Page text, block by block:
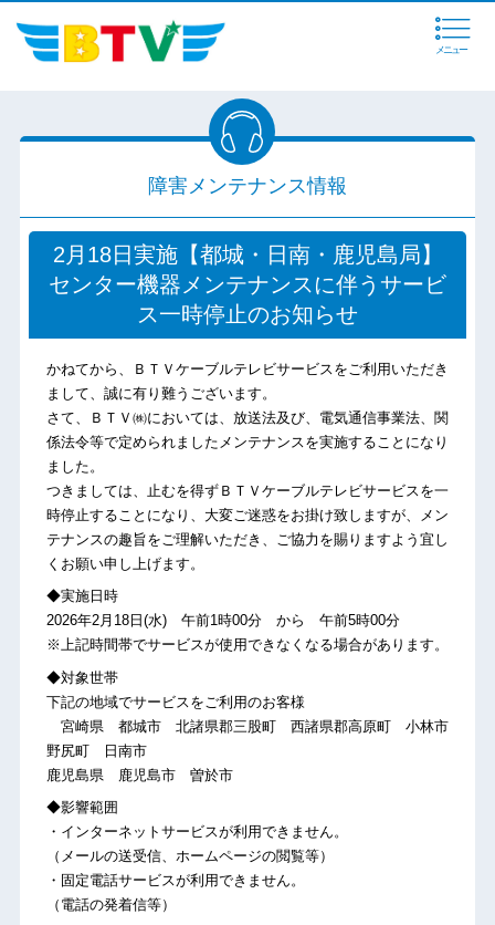
メニュー
障害メンテナンス情報
2月18日実施【都城・日南・鹿児島局】
センター機器メンテナンスに伴うサービ
ス一時停止のお知らせ
かねてから、ＢＴＶケーブルテレビサービスをご利用いただき
まして、誠に有り難うございます。
さて、ＢＴＶ㈱においては、放送法及び、電気通信事業法、関
係法令等で定められましたメンテナンスを実施することになり
ました。
つきましては、止むを得ずＢＴＶケーブルテレビサービスを一
時停止することになり、大変ご迷惑をお掛け致しますが、メン
テナンスの趣旨をご理解いただき、ご協力を賜りますよう宜し
くお願い申し上げます。
◆実施日時
2026年2月18日(水) 午前1時00分 から 午前5時00分
※上記時間帯でサービスが使用できなくなる場合があります。
◆対象世帯
下記の地域でサービスをご利用のお客様
宮崎県 都城市 北諸県郡三股町 西諸県郡高原町 小林市
野尻町 日南市
鹿児島県 鹿児島市 曽於市
◆影響範囲
・インターネットサービスが利用できません。
（メールの送受信、ホームページの閲覧等）
・固定電話サービスが利用できません。
（電話の発着信等）